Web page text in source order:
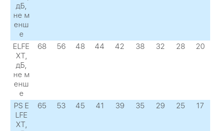
дБ,
не м
енш
е
ELFE
XТ,
дБ,
не м
енш
е
68 56 48 44 42 38 32 28 20
PS E
LFE
XТ,
65 53 45 41 39 35 29 25 17